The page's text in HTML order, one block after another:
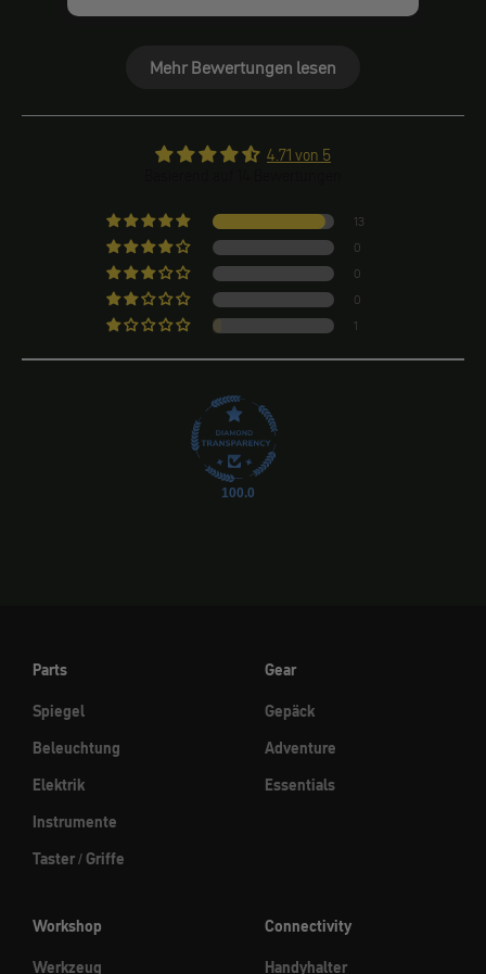
Mehr Bewertungen lesen
4.71 von 5
13
0
0
0
1
100.0
Parts
Spiegel
Beleuchtung
Elektrik
Instrumente
Taster / Griffe
Gear
Gepäck
Adventure
Essentials
Workshop
Werkzeug
Connectivity
Handyhalter